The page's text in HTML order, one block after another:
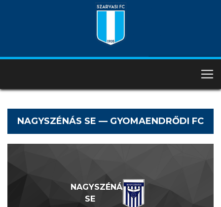
NAGYSZÉNÁS SE — GYOMAENDRŐDI FC
NAGYSZÉNÁS
SE